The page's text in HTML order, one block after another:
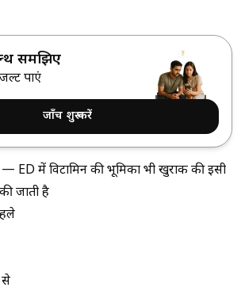
समझिए
पाएं
जाँच शुरू करें
— ED में विटामिन की भूमिकाभी खुराक की इसी
जाती है
से